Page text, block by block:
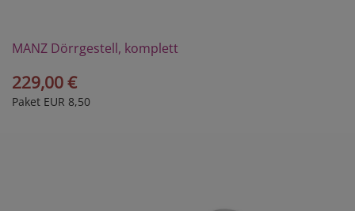
MANZ Dörrgestell, komplett
229,00 €
Paket EUR 8,50